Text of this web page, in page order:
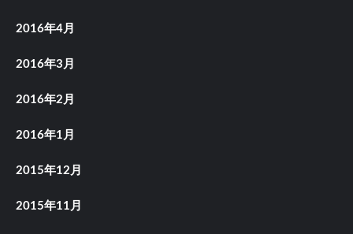
2016年4月
2016年3月
2016年2月
2016年1月
2015年12月
2015年11月